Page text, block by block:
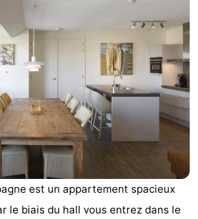
est un appartement spacieux
le biais du hall vous entrez dans le